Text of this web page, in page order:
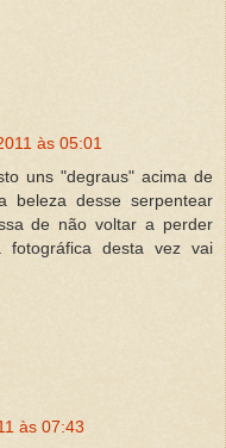
às 05:01
uns "degraus" acima de
beleza desse serpentear
de não voltar a perder
fotográfica desta vez vai
às 07:43